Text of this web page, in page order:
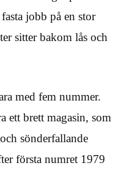
jobb på en stor
sitter bakom lås och
med fem nummer.
ett brett magasin, som
sönderfallande
första numret 1979